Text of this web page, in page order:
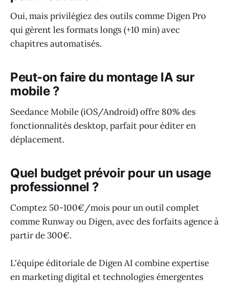
Oui, mais privilégiez des outils comme Digen Pro
qui gèrent les formats longs (+10 min) avec
chapitres automatisés.
Peut-on faire du montage IA sur
mobile ?
Seedance Mobile (iOS/Android) offre 80% des
fonctionnalités desktop, parfait pour éditer en
déplacement.
Quel budget prévoir pour un usage
professionnel ?
Comptez 50-100€/mois pour un outil complet
comme Runway ou Digen, avec des forfaits agence à
partir de 300€.
L'équipe éditoriale de Digen AI combine expertise
en marketing digital et technologies émergentes